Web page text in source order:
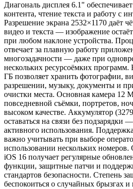
Диагональ дисплея 6.1"
контента, чтение текста и работу с
Разрешение экрана 2532×1170 даёт
видео и текста — изображение
при любом наклоне устройства.
отвечает за плавную работу
многозадачности — даже при
нескольких ресурсоёмких программ.
ГБ позволяет хранить фотографии,
разрешении, музыку, документы и
очистки места. Основная камера 12
повседневной съёмки, портретов,
высоком качестве. Аккумулятор
оставаться на связи без подзарядки
активного использования.
важно учитывать при выборе
использовании нескольких номеров.
iOS 16 получает регулярные
функции, защитные патчи и
стандартов безопасности. Степень
беспокоиться о случайных брызгах